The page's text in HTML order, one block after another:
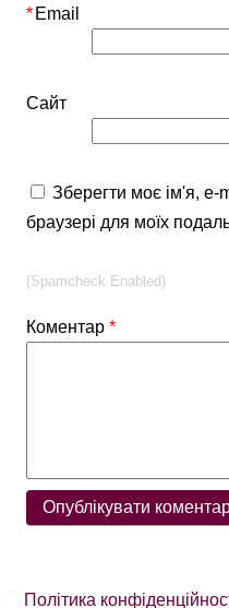
Коментар*
Email
*
Сайт
Зберегти моє ім'я, e-
браузері для моїх
(Spamcheck Enabled)
Політика